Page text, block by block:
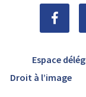
Espace
Droit à l’image